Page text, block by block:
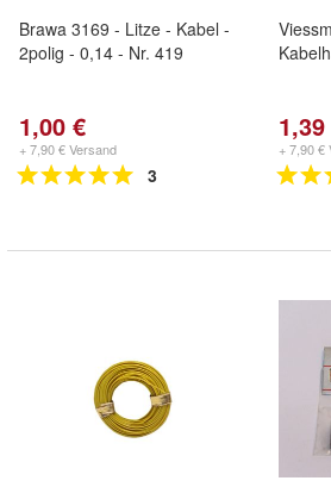
Brawa 3169 - Litze - Kabel -
2polig - 0,14 - Nr. 419
1,00 €
+ 7,90 € Versand
3
+ 7,90 €